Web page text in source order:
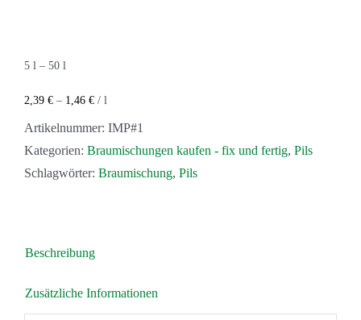
und
Vollmundig
Menge
5 l – 50 l
2,39 € – 1,46 € / l
Artikelnummer: IMP#1
Kategorien: Braumischungen kaufen - fix und fertig, Pils
Schlagwörter: Braumischung, Pils
Beschreibung
Zusätzliche Informationen